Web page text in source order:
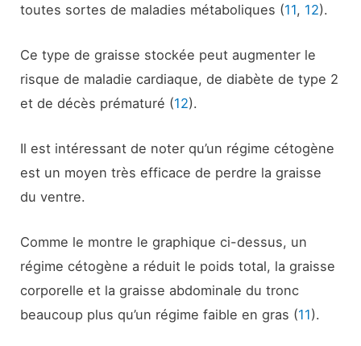
toutes sortes de maladies métaboliques (11, 12).
Ce type de graisse stockée peut augmenter le
risque de maladie cardiaque, de diabète de type 2
et de décès prématuré (12).
Il est intéressant de noter qu’un régime cétogène
est un moyen très efficace de perdre la graisse
du ventre.
Comme le montre le graphique ci-dessus, un
régime cétogène a réduit le poids total, la graisse
corporelle et la graisse abdominale du tronc
beaucoup plus qu’un régime faible en gras (11).